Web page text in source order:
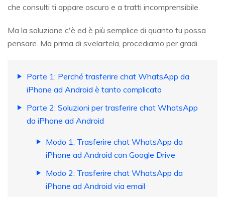
che consulti ti appare oscuro e a tratti incomprensibile.
Ma la soluzione c'è ed è più semplice di quanto tu possa
pensare. Ma prima di svelartela, procediamo per gradi.
Parte 1: Perché trasferire chat WhatsApp da
iPhone ad Android è tanto complicato
Parte 2: Soluzioni per trasferire chat WhatsApp
da iPhone ad Android
Modo 1: Trasferire chat WhatsApp da
iPhone ad Android con Google Drive
Modo 2: Trasferire chat WhatsApp da
iPhone ad Android via email